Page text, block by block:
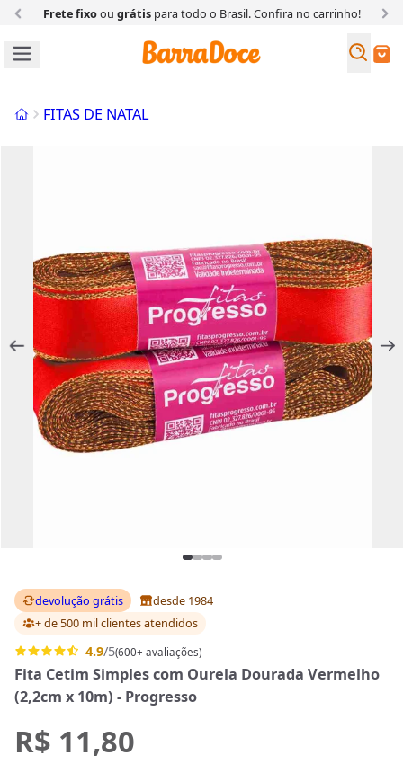
Frete fixoou grátispara todo o Brasil. Confira no carrinho!
Buscar
InícioFITAS DE NATAL
devolução grátis
desde 1984
+ de 500 mil clientesatendidos
4.9/5(600+ avaliações)
Fita Cetim Simples com Ourela Dourada Vermelho
(2,2cm x 10m) - Progresso
R$ 11,80